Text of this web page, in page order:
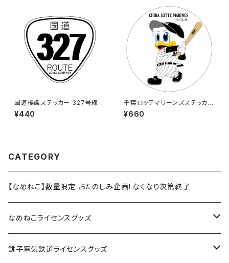
国道標識ステッカー 327号線
（ホワイト）
¥440
千葉ロッテマリーンズステッカー
8（大）
¥660
CATEGORY
【なめねこ】数量限定 おたのしみ企画！なくなり次第終了
なめねこライセンスグッズ
Tシャツ
銚子電気鉄道ライセンスグッズ